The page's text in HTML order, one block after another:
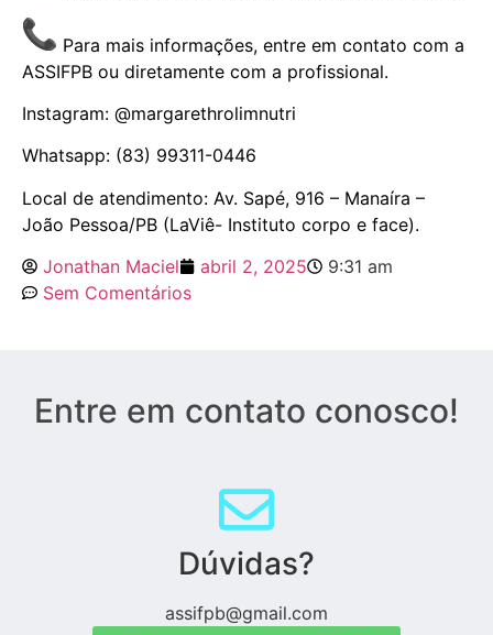
Para mais informações, entre em contato com a
ASSIFPB ou diretamente com a profissional.
Instagram: @margarethrolimnutri
Whatsapp: (83) 99311-0446
Local de atendimento: Av. Sapé, 916 – Manaíra –
João Pessoa/PB (LaViê- Instituto corpo e face).
Jonathan Maciel
abril 2, 2025
9:31 am
Sem Comentários
Entre em contato conosco!
Dúvidas?
assifpb@gmail.com